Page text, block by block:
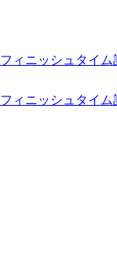
フィニッシュタイム
フィニッシュタイム